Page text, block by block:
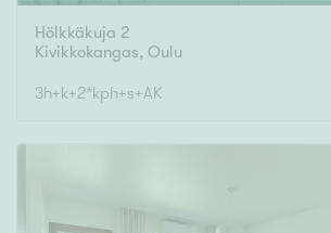
Hölkkäkuja 2
Kivikkokangas, Oulu
3h+k+2*kph+s+AK